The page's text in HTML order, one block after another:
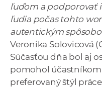
ľuďom a podporovať
ľudia počas tohto
autentickým
Veronika Solovicová
Súčasťou dňa bol aj
pomohol
preferovaný štýl